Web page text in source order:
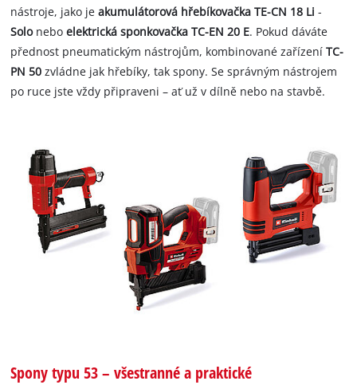
nástroje, jako jeakumulátorová hřebíkovačka TE-CN 18 Li -
Soloneboelektrická sponkovačka TC-EN 20 E. Pokud dáváte
přednost pneumatickým nástrojům, kombinované zařízeníTC-
PN 50 zvládne jak hřebíky, tak spony. Se správným nástrojem
po ruce jste vždy připraveni – ať už v dílně nebo na stavbě.
Spony typu 53 – všestranné a praktické